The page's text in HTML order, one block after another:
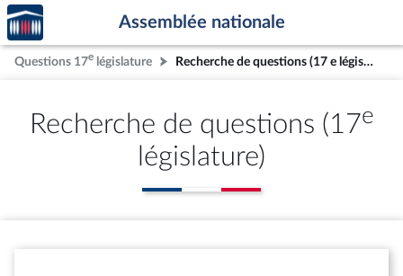
Aller au contenu
Aller en bas de la page
Accèder
à la
page
d'accueil
Assemblée nationale
Questions 17e législature Recherche de questions (17 e législature)
Recherche de questions (17e
législature)